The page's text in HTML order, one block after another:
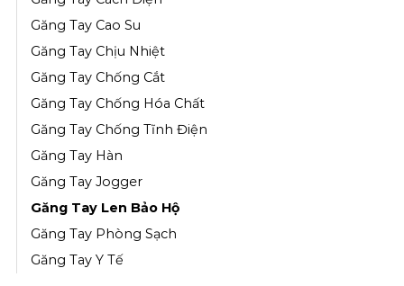
Găng Tay Cao Su
Găng Tay Chịu Nhiệt
Găng Tay Chống Cắt
Găng Tay Chống Hóa Chất
Găng Tay Chống Tĩnh Điện
Găng Tay Hàn
Găng Tay Jogger
Găng Tay Len Bảo Hộ
Găng Tay Phòng Sạch
Găng Tay Y Tế